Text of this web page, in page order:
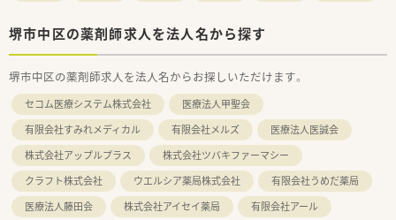
堺市中区の薬剤師求人を法人名から探す
堺市中区の薬剤師求人を法人名からお探しいただけます。
セコム医療システム株式会社
医療法人甲聖会
有限会社すみれメディカル
有限会社メルズ
医療法人医誠会
株式会社アップルプラス
株式会社ツバキファーマシー
クラフト株式会社
ウエルシア薬局株式会社
有限会社うめだ薬局
医療法人藤田会
株式会社アイセイ薬局
有限会社アール